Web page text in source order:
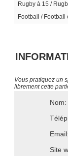
Rugby à 15 /
Football / Football
Vous pratiquez un
librement cette
Nom:
Email:
Site